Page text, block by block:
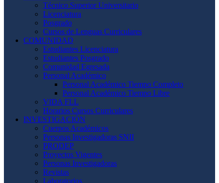
Técnico Superior Universitario
Licenciatura
Posgrado
Cursos de Lenguas Curriculares
COMUNIDAD
Estudiantes Licenciatura
Estudiantes Posgrado
Comunidad Egresada
Personal Académico
Personal Académico Tiempo Completo
Personal Académico Tiempo Libre
VIDA FLL
Horarios Cursos Curriculares
INVESTIGACIÓN
Cuerpos Académicos
Personas Investigadoras SNII
PRODEP
Proyectos Vigentes
Personas Investigadoras
Revistas
Laboratorios